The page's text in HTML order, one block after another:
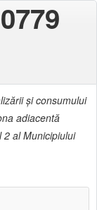
şi consumului
adiacentă
2 al Municipiului